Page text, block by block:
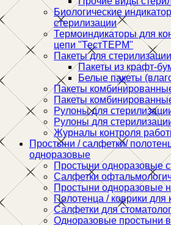
Биологические
стерилизации
Термоиндикаторы для
цепи "ТестТЕРМ"
Пакеты для стерилизации
Пакеты из крафт-
Белые пакеты
Пакеты
Пакеты
Рулоны для
Рулоны для
Журналы контроля
Простыни / салфетки/
одноразовые
Простыни одноразовые
Салфетки
Простыни одноразовые
Полотенца / коврики для
Салфетки для
Одноразовые простыни